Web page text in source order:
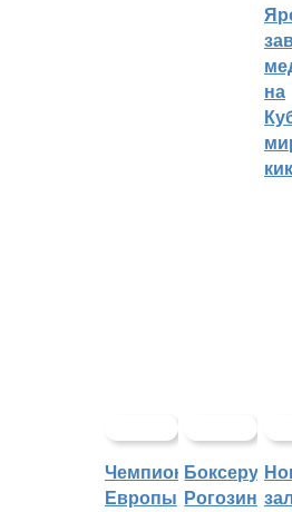
на
Чемпионат
Европы
Боксеру
Рогозину